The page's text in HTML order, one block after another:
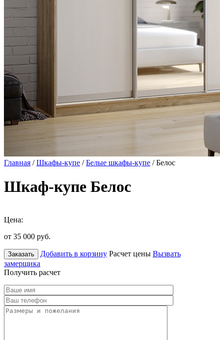
Главная /Шкафы-купе /Белые шкафы-купе / Белос
Шкаф-купе Белос
Цена:
от 35 000 руб.
Заказать Добавить в корзину Расчет цены Вызвать
замерщика
Получить расчет